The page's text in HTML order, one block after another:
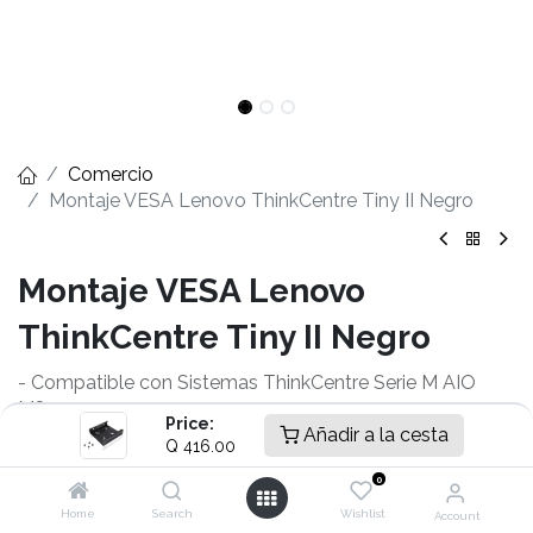
Price:
Q 416.00 Añadir a la cesta
Home Search
0
Wishlist Account
Comercio
Montaje VESA Lenovo ThinkCentre Tiny II Negro
Montaje VESA Lenovo
ThinkCentre Tiny II Negro
- Compatible con Sistemas ThinkCentre Serie M AIO
M800z
- Compatible con Sistemas ThinkCentre Tiny M600,
M700, M710, M715, M715q, M900, M910, M910x
- Compatible con Sistemas ThinkStation Tiny P320
- Dimensiones(cm): 18.5 x 18.5 x 4.2